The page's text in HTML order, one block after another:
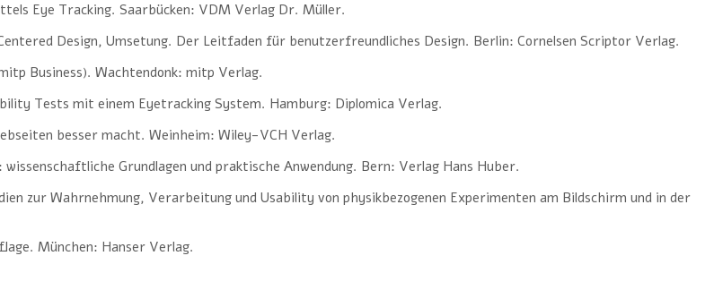
Eye Tracking. Saarbücken: VDM Verlag Dr. Müller.
Design, Umsetung. Der Leitfaden für benutzerfreundliches Design. Berlin: Cornelsen Scriptor Verlag.
Business). Wachtendonk: mitp Verlag.
Tests mit einem Eyetracking System. Hamburg: Diplomica Verlag.
besser macht. Weinheim: Wiley-VCH Verlag.
Grundlagen und praktische Anwendung. Bern: Verlag Hans Huber.
zur Wahrnehmung, Verarbeitung und Usability von physikbezogenen Experimenten am Bildschirm und in der
München: Hanser Verlag.